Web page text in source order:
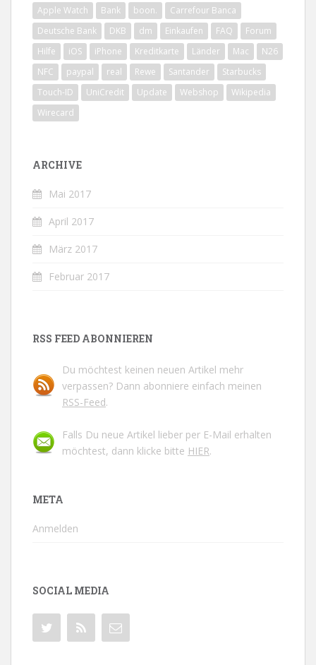
Apple Watch
Bank boon.
Carrefour Banca
Deutsche Bank
DKB dm Einkaufen FAQ
Forum
Hilfe
iOS iPhone Kreditkarte Länder Mac
N26
NFC
paypal real Rewe Santander
Starbucks
Touch-ID
UniCredit Update Webshop
Wikipedia
Wirecard
ARCHIVE
Mai 2017
April 2017
März 2017
Februar 2017
RSS FEED ABONNIEREN
Du möchtest keinen neuen Artikel mehr
verpassen? Dann abonniere einfach meinen
RSS-Feed.
Falls Du neue Artikel lieber per E-Mail erhalten
möchtest, dann klicke bitte HIER.
META
Anmelden
SOCIAL MEDIA